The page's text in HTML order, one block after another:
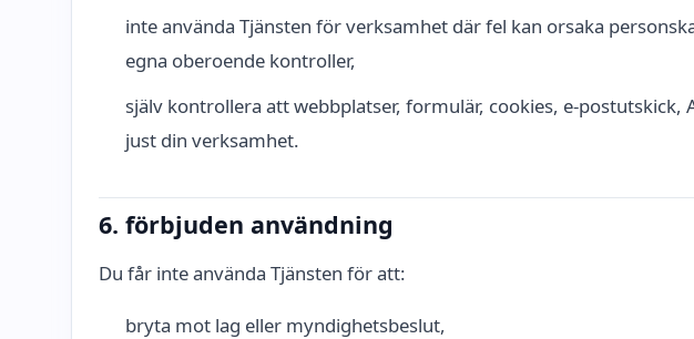
inte använda Tjänsten för verksamhet där fel kan orsaka
egna oberoende kontroller,
själv kontrollera att webbplatser, formulär, cookies, e-
just din verksamhet.
6. förbjuden användning
Du får inte använda Tjänsten för att:
bryta mot lag eller myndighetsbeslut,